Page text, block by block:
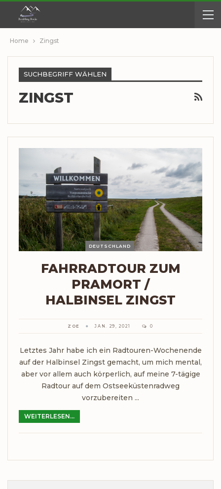
Home Zingst
SUCHBEGRIFF WÄHLEN
ZINGST
DEUTSCHLAND
FAHRRADTOUR ZUM
PRAMORT /
HALBINSEL ZINGST
ZOE JAN. 29, 2021 0
Letztes Jahr habe ich ein Radtouren-Wochenende
auf der Halbinsel Zingst gemacht, um mich mental,
aber vor allem auch körperlich, auf meine 7-tägige
Radtour auf dem Ostseeküstenradweg
vorzubereiten ...
WEITERLESEN...